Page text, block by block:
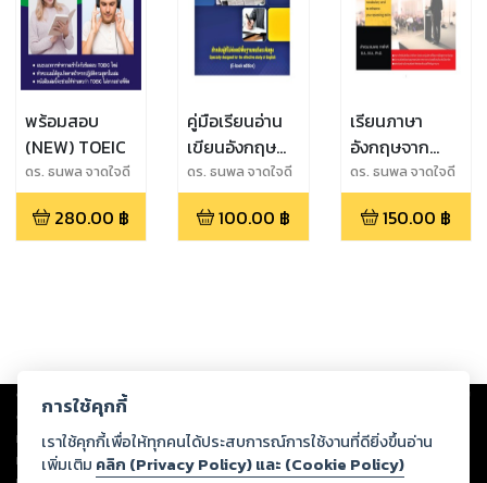
พร้อมสอบ
(NEW) TOEIC
ดร. ธนพล จาดใจดี
Ph.D.
280.00 ฿
คู่มือเรียนอ่าน
เขียนอังกฤษ
(Handbook
of Reading
and Writing
ดร. ธนพล จาดใจดี
Ph.D.
100.00 ฿
เรียนภาษา
อังกฤษจาก
สุนทรพจน์ง่าย
ๆ (Learn
English
ดร. ธนพล จาดใจดี
Ph.D.
150.00 ฿
Copyright © 2026
ต่อผลงานหรือเนื้อหาใดที่อัปโหลดผ่านเว็บไซต์และปรากฏว่าละเมิดสิทธิใน
ทรัพย์สินทางปัญญาของบุคคลอื่นหรือขัดต่อกฎหมายและศีลธรรม ดังนั้น ผู้อ่าน
ทุกท่านโปรดใช้วิจารณญาณในการกลั่นกรองด้วยตนเอง และหากท่านพบว่าส่วน
การใช้คุกกี้
เราใช้คุกกี้เพื่อให้ทุกคนได้ประสบการณ์การใช้งานที่ดียิ่งขึ้นอ่าน
เพิ่มเติม คลิก (Privacy Policy) และ (Cookie Policy)